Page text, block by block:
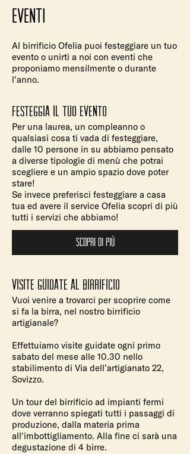
EVEnti
Al birrificio Ofelia puoi festeggiare un tuo
evento o unirti a noi con eventi che
proponiamo mensilmente o durante
l'anno.
festeggia il tuo evento
Per una laurea, un compleanno o
qualsiasi cosa ti vada di festeggiare,
dalle 10 persone in su abbiamo pensato
a diverse tipologie di menù che potrai
scegliere e un ampio spazio dove poter
stare!
Se invece preferisci festeggiare a casa
tua ed avere il service Ofelia scopri di più
tutti i servizi che abbiamo!
Scopri di più
visite guidate al birrificio
Vuoi venire a trovarci per scoprire come
si fa la birra, nel nostro birrificio
artigianale?
Effettuiamo visite guidate ogni primo
sabato del mese alle 10.30 nello
stabilimento di Via dell’artigianato 22,
Sovizzo.
Un tour del birrificio ad impianti fermi
dove verranno spiegati tutti i passaggi di
produzione, dalla materia prima
all'imbottigliamento. Alla fine ci sarà una
degustazione di 4 birre.